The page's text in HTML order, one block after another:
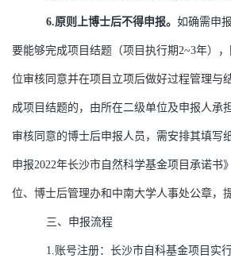
6.原则上博士后不得申报。 如确需申
要能够完成项目结题（项目执行期2~3年）
位审核同意并在项目立项后做好过程管理与
成项目结题的，由所在二级单位及申报人承
审核同意的博士后申报人员，需安排其填写
申报2022年长沙市自然科学基金项目承诺书
位、博士后管理办和中南大学人事处公章，
三、申报流程
1.账号注册：长沙市自科基金项目实